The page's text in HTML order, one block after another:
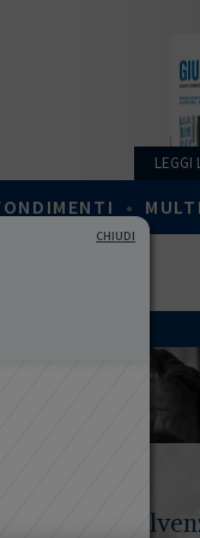
CHIUDI
LEGGI
•
e